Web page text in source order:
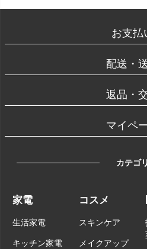
お支払
配送・
返品・
マイペ
カテゴリ
家電
生活家電
キッチン家電
コスメ
スキンケア
メイクアップ